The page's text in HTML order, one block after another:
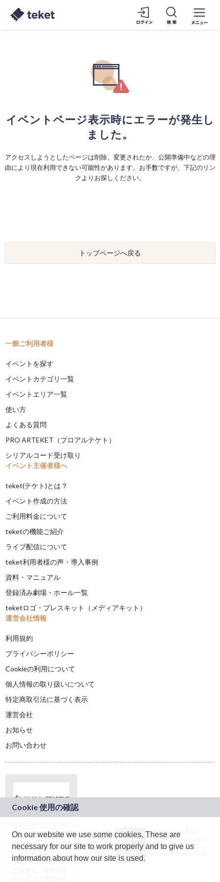
イベントページ表示時にエラーが発生し
ました。
アクセスしようとしたページは削除、変更されたか、公開準備中などの理
由により現在利用できない可能性があります。お手数ですが、下記のリン
クよりお探しください。
トップページへ戻る
一般ご利用者様
イベントを探す
イベントカテゴリ一覧
イベントエリア一覧
使い方
よくある質問
PRO ARTEKET（プロアルテケト）
シリアルコード受け取り
イベント主催者様へ
teket(テケト)とは？
イベント作成の方法
ご利用料金について
teketの機能ご紹介
ライブ配信について
teket利用者様の声・導入事例
資料・マニュアル
登録済み劇場・ホール一覧
teketロゴ・プレスキット（メディアキット）
運営会社情報
利用規約
プライバシーポリシー
Cookieの利用について
個人情報の取り扱いについて
特定商取引法に基づく表示
運営会社
お知らせ
お問い合わせ
ドコモグループの新
規事業創出プログラ
ム「docomo
STARTUP」を通じて
JASRAC許諾番号：
9024936001Y45037
JASRAC許諾番号：
On our website we use some cookies. These are
necessary for our site to work properly and to give us
information about how our site is used.